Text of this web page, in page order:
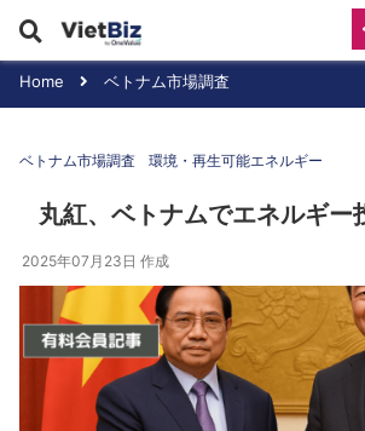
Home ベトナム市場調査
ベトナム市場調査 環境・再生可能エネルギー
丸紅、ベトナムでエネルギー
2025年07月23日 作成